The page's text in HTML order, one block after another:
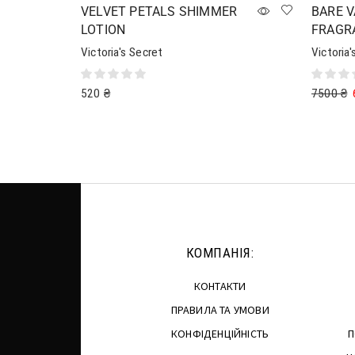
VELVET PETALS SHIMMER
LOTION
Victoria's Secret
520 ₴
BARE
7500₴
КОМПАНІЯ:
КОНТАКТИ
ПРАВИЛА ТА УМОВИ
КОНФІДЕНЦІЙНІСТЬ